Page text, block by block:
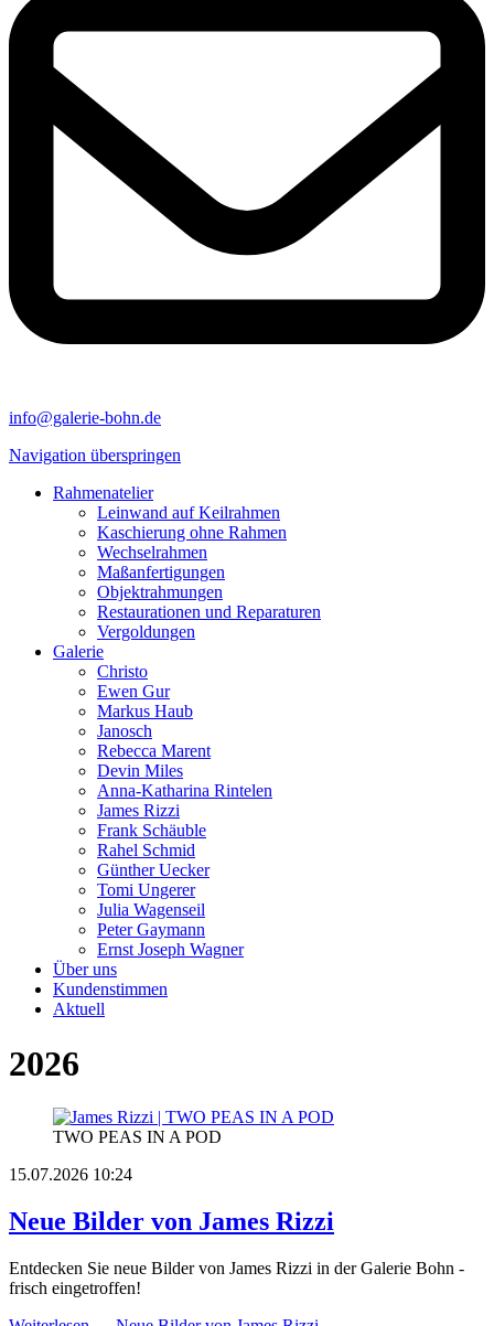
info@galerie-bohn.de
Navigation überspringen
Rahmenatelier
Leinwand auf Keilrahmen
Kaschierung ohne Rahmen
Wechselrahmen
Maßanfertigungen
Objektrahmungen
Restaurationen und Reparaturen
Vergoldungen
Galerie
Christo
Ewen Gur
Markus Haub
Janosch
Rebecca Marent
Devin Miles
Anna-Katharina Rintelen
James Rizzi
Frank Schäuble
Rahel Schmid
Günther Uecker
Tomi Ungerer
Julia Wagenseil
Peter Gaymann
Ernst Joseph Wagner
Über uns
Kundenstimmen
Aktuell
2026
TWO PEAS IN A POD
15.07.2026 10:24
Neue Bilder von James Rizzi
Entdecken Sie neue Bilder von James Rizzi in der Galerie Bohn -
frisch eingetroffen!